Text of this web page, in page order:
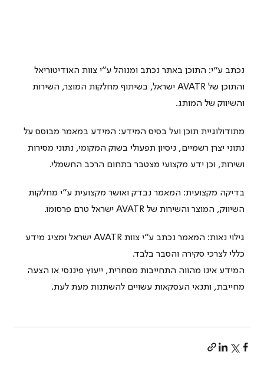
נכתב ע"י: התוכן באתר נכתב ומנוהל ע״י צוות האודיטוריאל
והתוכן של AVATR ישראל, בשיתוף מחלקות המוצר, השירות
והשיווק של המותג.
מתודולוגיית תוכן ועל בסיס המידע: המידע במאמר מבוסס על
נתוני יצרן רשמיים, ניסיון תפעולי בשוק המקומי, נתוני מסירות
ושירות, וכן ידע מקצועי מצטבר בתחום הרכב החשמלי.
בדיקה מקצועית: המאמר נבדק ואושר מקצועית ע״י מחלקות
השיווק, המוצר והשירות של AVATR ישראל טרם פרסומו.
גילוי נאות: המאמר נכתב ע״י צוות AVATR ישראל ומציג מידע
כללי לצרכי סקירה והסבר בלבד.
המידע אינו מהווה התחייבות מסחרית, ייעוץ פיננסי או הצעה
מחייבת, ותנאי העסקאות עשויים להשתנות מעת לעת.